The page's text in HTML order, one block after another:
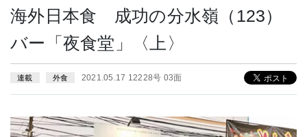
海外日本食 成功の分水嶺（123）
バー「夜食堂」〈上〉
連載 外食 2021.05.17 12228号 03面